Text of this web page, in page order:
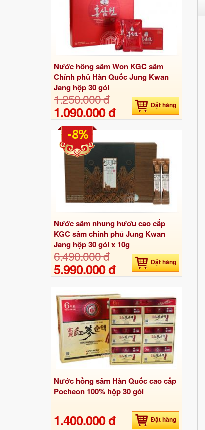
Nước hồng sâm Won KGC sâm
Chính phủ Hàn Quốc Jung Kwan
Jang hộp 30 gói
1.250.000 đ
1.090.000 đ Đặt hàng
Nước sâm nhung hươu cao cấp
KGC sâm chính phủ Jung Kwan
Jang hộp 30 gói x 10g
6.490.000 đ
5.990.000 đ Đặt hàng
-8%
Nước hồng sâm Hàn Quốc cao cấp
Pocheon 100% hộp 30 gói
1.400.000 đ Đặt hàng